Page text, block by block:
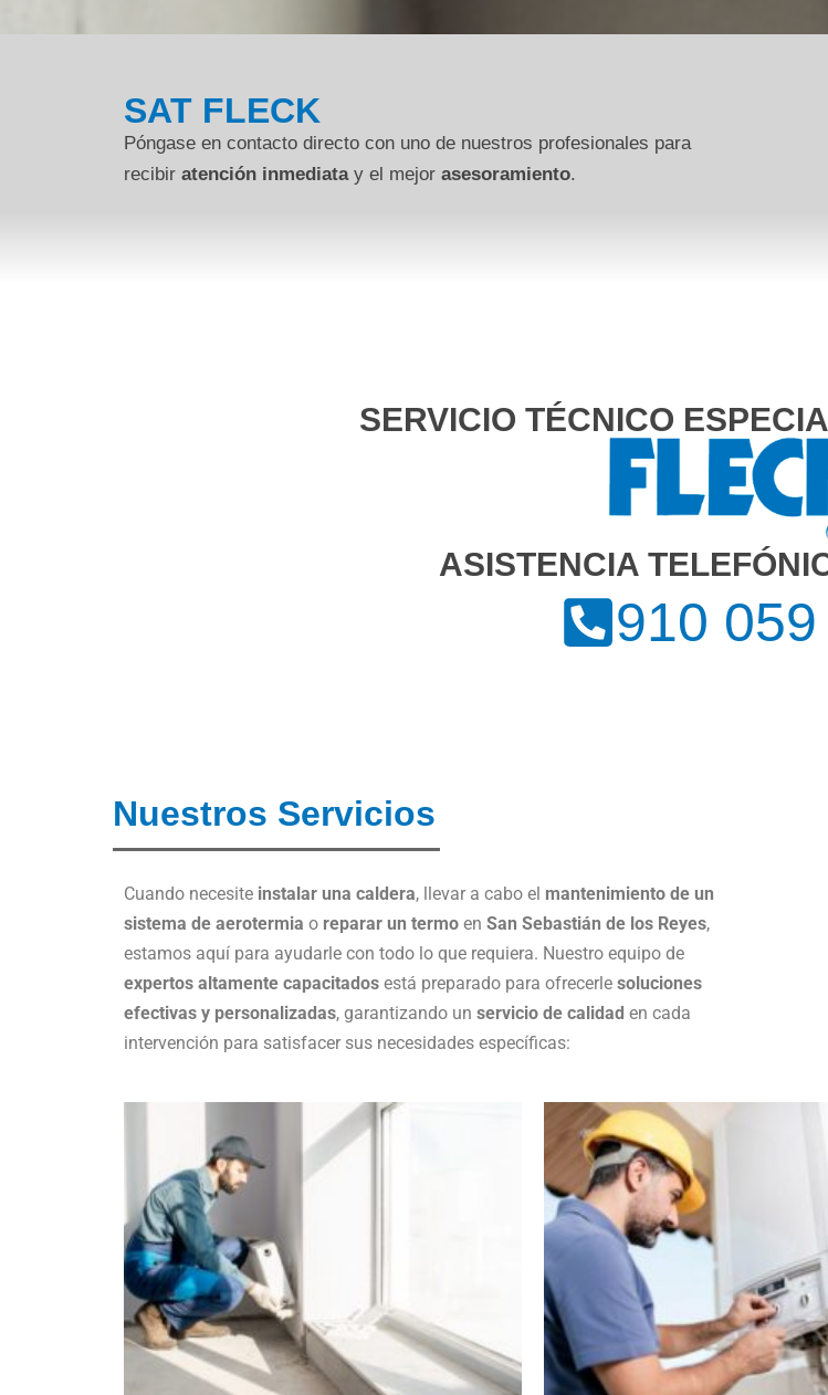
SAT FLECK
Póngase en contacto directo con uno de nuestros profesionales para
recibir atención inmediatay el mejor asesoramiento.
SERVICIO TÉCNICO
ASISTENCIA
910
Nuestros Servicios
Cuando necesite instalar una caldera, llevar a cabo el mantenimiento de un
sistema de aerotermia o reparar un termo en San Sebastián de los Reyes,
estamos aquí para ayudarle con todo lo que requiera. Nuestro equipo de
expertos altamente capacitados está preparado para ofrecerle soluciones
efectivas y personalizadas, garantizando un servicio de calidad en cada
intervención para satisfacer sus necesidades específicas: